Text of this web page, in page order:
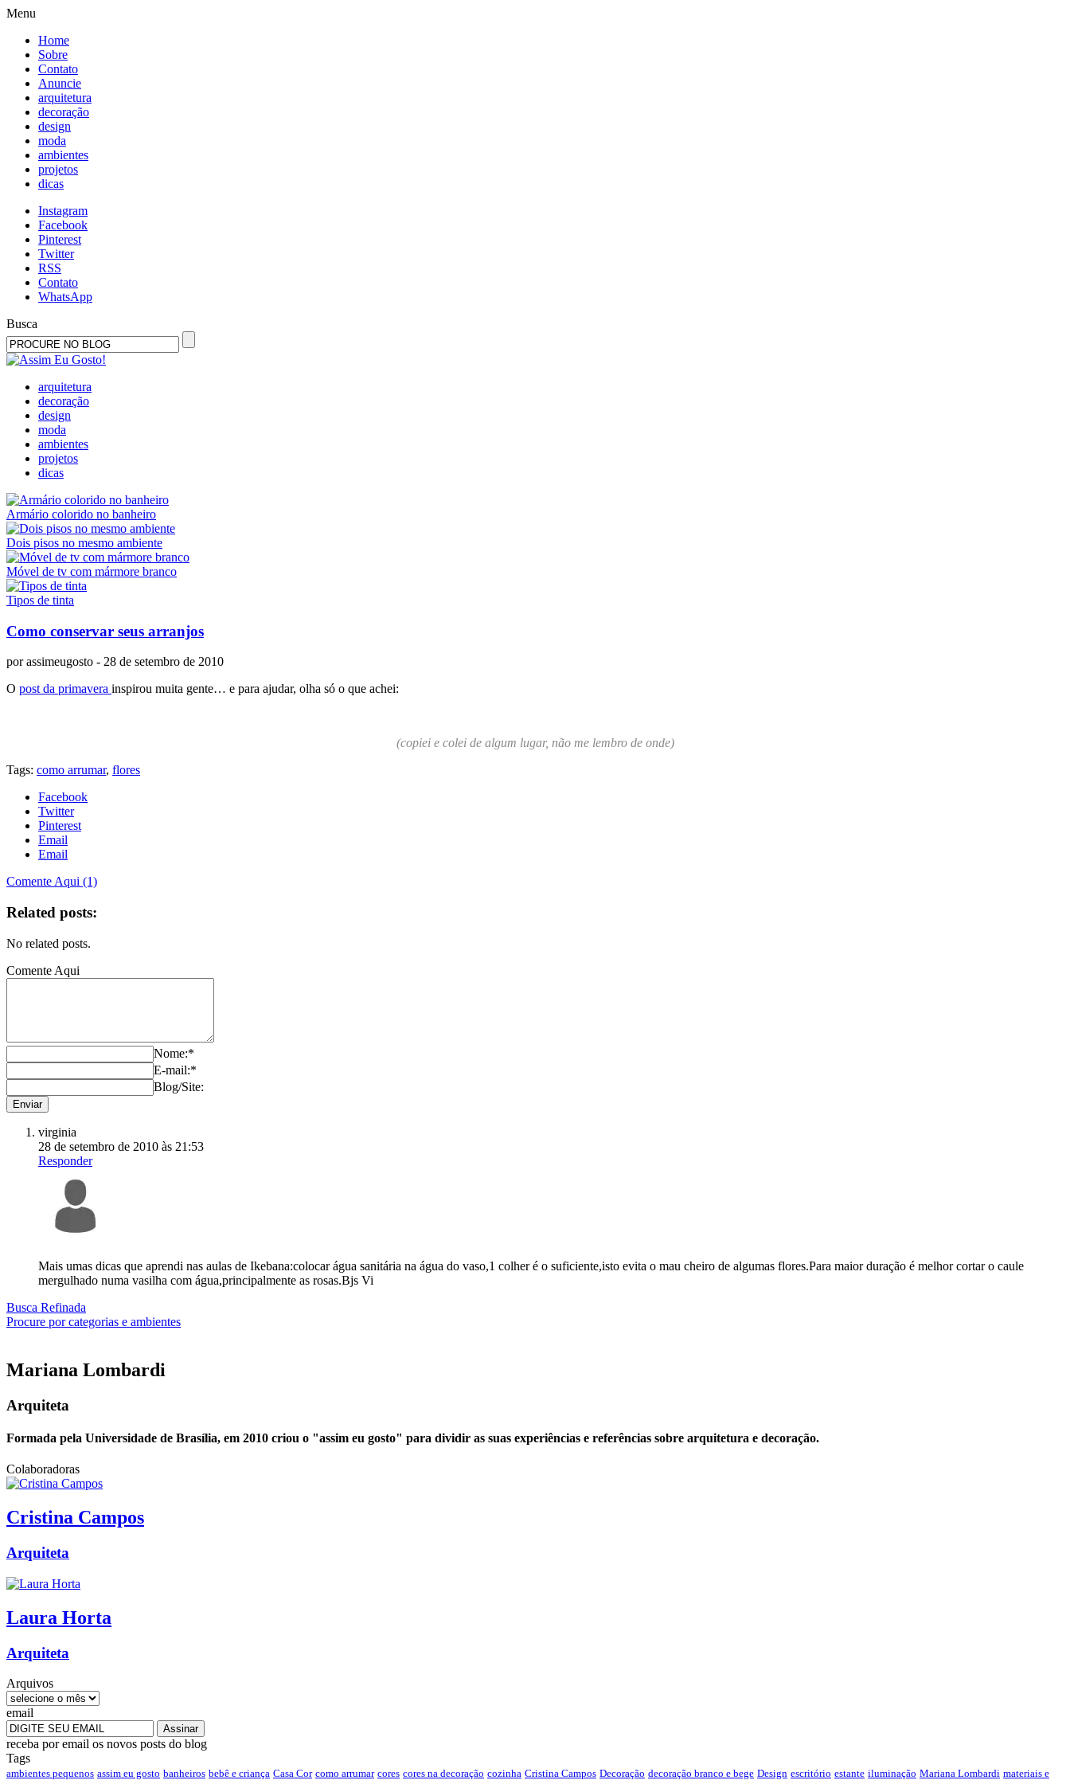
Menu
Home
Sobre
Contato
Anuncie
arquitetura
decoração
design
moda
ambientes
projetos
dicas
Instagram
Facebook
Pinterest
Twitter
RSS
Contato
WhatsApp
Busca
arquitetura
decoração
design
moda
ambientes
projetos
dicas
Armário colorido no banheiro
Dois pisos no mesmo ambiente
Móvel de tv com mármore branco
Tipos de tinta
Como conservar seus arranjos
porassimeugosto - 28 de setembro de 2010
O post da primavera inspirou muita gente… e para ajudar, olha só o que achei:
(copiei e colei de algum lugar, não me lembro de onde)
Tags: como arrumar, flores
Facebook
Twitter
Pinterest
Email
Email
Comente Aqui (1)
Related posts:
No related posts.
Comente Aqui
Nome:*
E-mail:*
Blog/Site:
virginia
28 de setembro de 2010 às 21:53
Responder
Mais umas dicas que aprendi nas aulas de Ikebana:colocar água sanitária na água do vaso,1 colher é o suficiente,isto evita o mau cheiro de algumas flores.Para maior duração é melhor cortar o caule
mergulhado numa vasilha com água,principalmente as rosas.Bjs Vi
Busca Refinada
Procure por categorias e ambientes
Mariana Lombardi
Arquiteta
Formada pela Universidade de Brasília, em 2010 criou o "assim eu gosto" para dividir as suas experiências e referências sobre arquitetura e decoração.
Colaboradoras
Cristina Campos
Arquiteta
Laura Horta
Arquiteta
Arquivos
email
receba por email os novos posts do blog
Tags
ambientes pequenos assim eu gosto banheiros bebê e criança Casa Cor como arrumar cores cores na decoração cozinha Cristina Campos Decoração decoração branco e bege Design escritório estante iluminação Mariana Lombardi materiais e